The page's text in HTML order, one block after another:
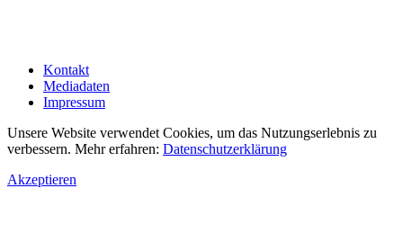
Kontakt
Mediadaten
Impressum
Unsere Website verwendet Cookies, um das Nutzungserlebnis zu
verbessern. Mehr erfahren: Datenschutzerklärung
Akzeptieren